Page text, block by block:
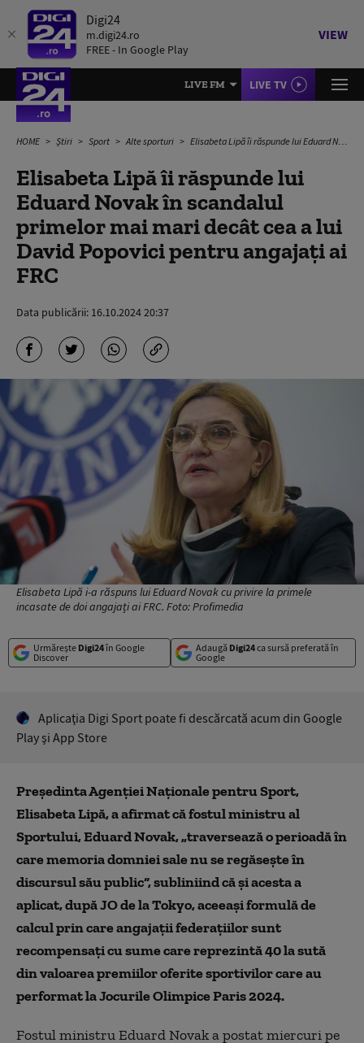
Digi24
m.digi24.ro
FREE - In Google Play
VIEW
LIVE FM LIVE TV
HOME Știri Sport Alte sporturi Elisabeta Lipă îi răspunde lui Eduard Novak în scandalul primelor mai mari decât cea a lui David Popovici pentru angajați ai FRC
Elisabeta Lipă îi răspunde lui
Eduard Novak în scandalul
primelor mai mari decât cea a lui
David Popovici pentru angajați ai
FRC
Data publicării: 16.10.2024 20:37
Elisabeta Lipă i-a răspuns lui Eduard Novak cu privire la primele
incasate de doi angajați ai FRC. Foto: Profimedia
Urmărește Digi24în Google
Discover
Adaugă Digi24ca sursă preferată în
Google
Aplicaţia Digi Sport poate fi descărcată acum din Google
Play şi App Store
Preşedinta Agenţiei Naţionale pentru Sport,
Elisabeta Lipă, a afirmat că fostul ministru al
Sportului, Eduard Novak, „traversează o perioadă în
care memoria domniei sale nu se regăseşte în
discursul său public“, subliniind că şi acesta a
aplicat, după JO de la Tokyo, aceeaşi formulă de
calcul prin care angajaţii federaţiilor sunt
recompensaţi cu sume care reprezintă 40 la sută
din valoarea premiilor oferite sportivilor care au
performat la Jocurile Olimpice Paris 2024.
Fostul ministru Eduard Novak a postat miercuri pe